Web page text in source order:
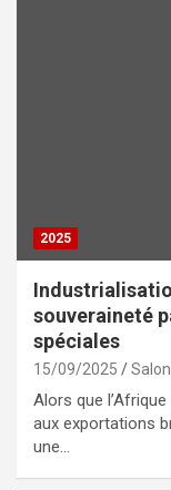
2025
souveraineté
spéciales
15/09/2025
Alors que
aux exportations
une…